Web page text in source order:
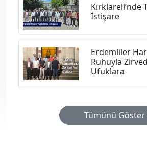
Kırklareli’nde
İstişare
Erdemliler
Ruhuyla
Ufuklara
Tümünü Göster